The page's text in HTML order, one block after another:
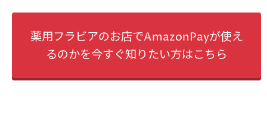
薬用フラビアのお店でAmazonPayが使え
るのかを今すぐ知りたい方はこちら